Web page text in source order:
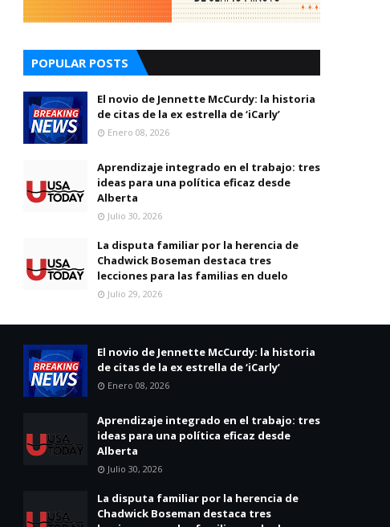
POPULAR POSTS
El novio de Jennette McCurdy: la historia
de citas de la ex estrella de ‘iCarly’
Enero 08, 2026
Aprendizaje integrado en el trabajo: tres
ideas para una política eficaz desde
Alberta
Julio 30, 2026
La disputa familiar por la herencia de
Chadwick Boseman destaca tres
lecciones para las familias en duelo
Julio 29, 2026
El novio de Jennette McCurdy: la historia
de citas de la ex estrella de ‘iCarly’
Enero 08, 2026
Aprendizaje integrado en el trabajo: tres
ideas para una política eficaz desde
Alberta
Julio 30, 2026
La disputa familiar por la herencia de
Chadwick Boseman destaca tres